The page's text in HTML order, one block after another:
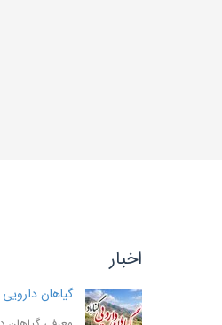
اخبار
گیاهان دارویی